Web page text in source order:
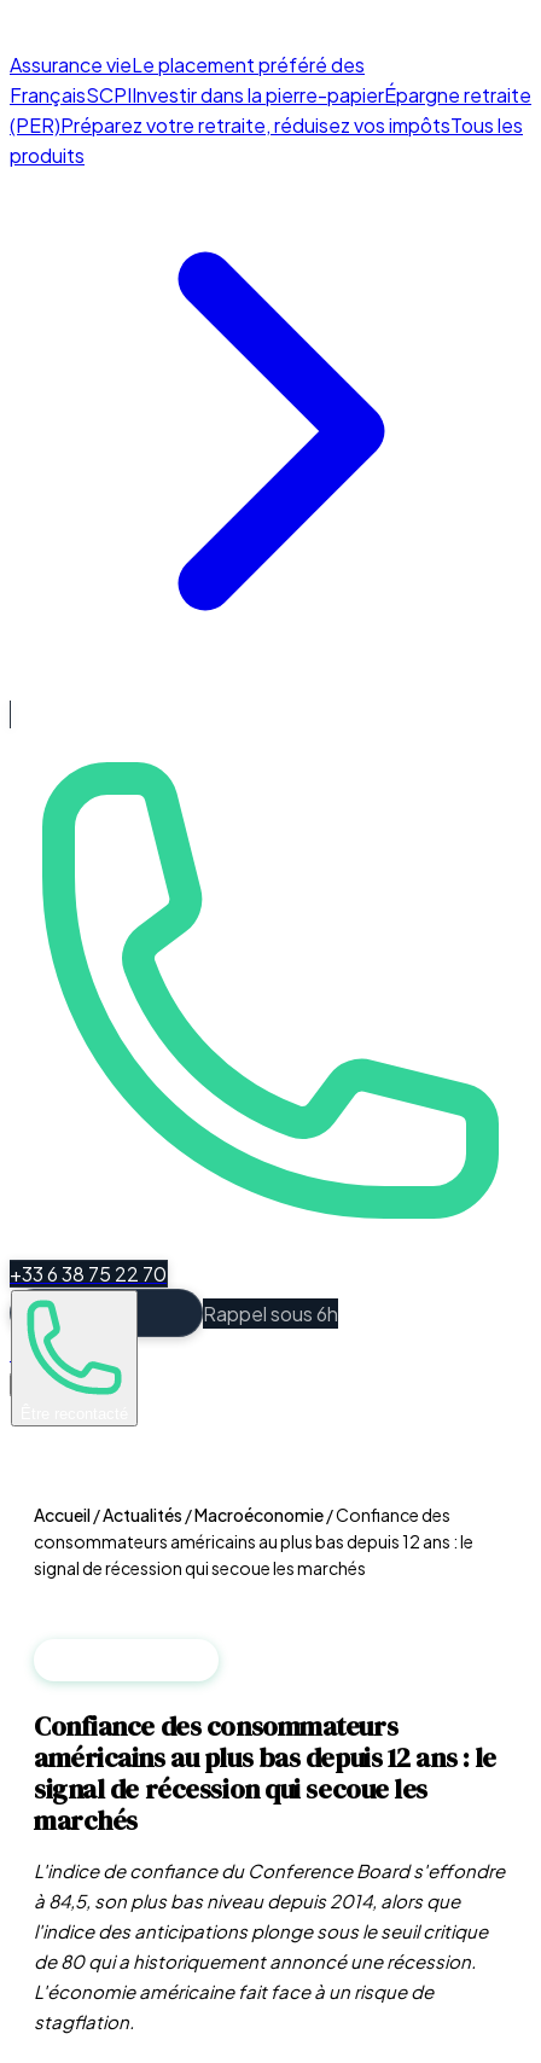
Assurance vieLe placement préféré des
FrançaisSCPIInvestir dans la pierre-papierÉpargne retraite
(PER)Préparez votre retraite, réduisez vos impôtsTous les
produits
+33 6 38 75 22 70
Rappel sous 6h
Espace Client
Accueil/Actualités /Macroéconomie/Confiance des
consommateurs américains au plus bas depuis 12 ans : le
signal de récession qui secoue les marchés
Confiance des consommateurs
américains au plus bas depuis 12 ans : le
signal de récession qui secoue les
marchés
L'indice de confiance du Conference Board s'effondre
à 84,5, son plus bas niveau depuis 2014, alors que
l'indice des anticipations plonge sous le seuil critique
de 80 qui a historiquement annoncé une récession.
L'économie américaine fait face à un risque de
stagflation.